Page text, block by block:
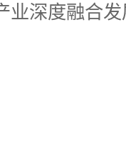
业深度融合